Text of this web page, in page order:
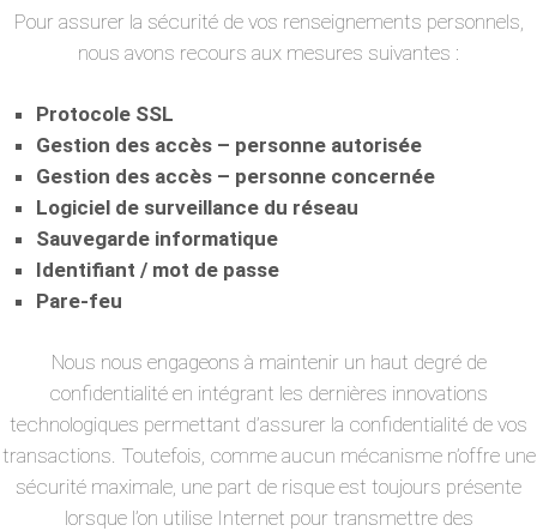
Pour assurer la sécurité de vos renseignements personnels,
nous avons recours aux mesures suivantes :
Protocole SSL
Gestion des accès – personne autorisée
Gestion des accès – personne concernée
Logiciel de surveillance du réseau
Sauvegarde informatique
Identifiant / mot de passe
Pare-feu
Nous nous engageons à maintenir un haut degré de
confidentialité en intégrant les dernières innovations
technologiques permettant d’assurer la confidentialité de vos
transactions. Toutefois, comme aucun mécanisme n’offre une
sécurité maximale, une part de risque est toujours présente
lorsque l’on utilise Internet pour transmettre des